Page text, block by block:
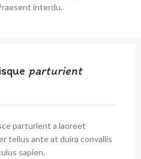
interdu.
parturient
parturient a laoreet
tellus ante at duira convallis
sapien.